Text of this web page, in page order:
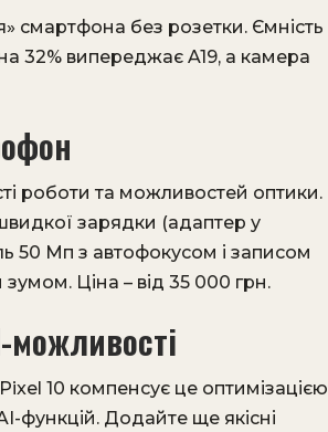
смартфона без розетки. Ємність
32% випереджає A19, а камера
роботи та можливостей оптики.
зарядки (адаптер у
50 Мп з автофокусом і записом
Ціна – від 35 000 грн.
10 компенсує це оптимізацією
Додайте ще якісні